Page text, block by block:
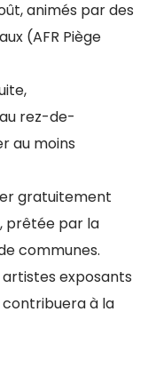
animés par des
(AFR Piège
rez-de-
au moins
gratuitement
prêtée par la
communes.
exposants
contribuera à la